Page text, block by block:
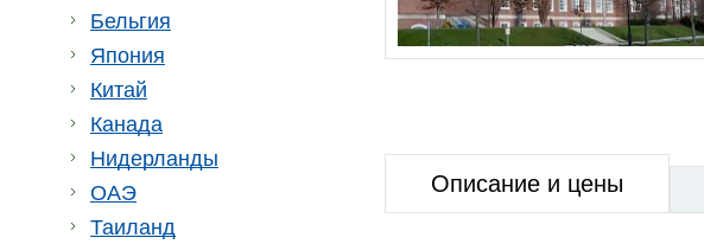
Бельгия
Япония
Китай
Канада
Нидерланды
ОАЭ
Таиланд
Описание и цены